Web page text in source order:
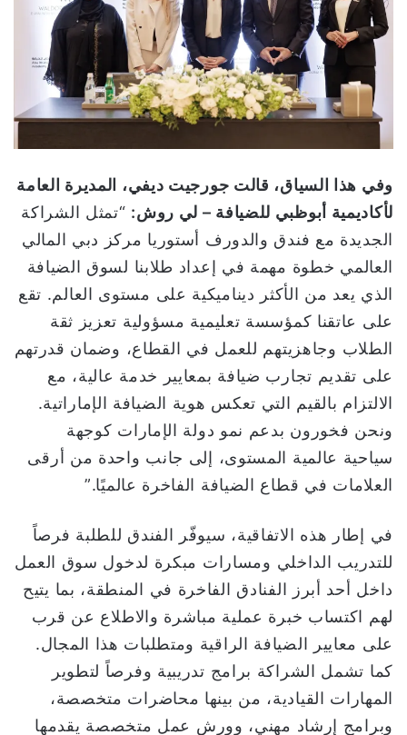
وفي هذا السياق، قالت جورجيت ديفي، المديرة العامة
لأكاديمية أبوظبي للضيافة – لي روش: “تمثل الشراكة
الجديدة مع فندق والدورف أستوريا مركز دبي المالي
العالمي خطوة مهمة في إعداد طلابنا لسوق الضيافة
الذي يعد من الأكثر ديناميكية على مستوى العالم. تقع
على عاتقنا كمؤسسة تعليمية مسؤولية تعزيز ثقة
الطلاب وجاهزيتهم للعمل في القطاع، وضمان قدرتهم
على تقديم تجارب ضيافة بمعايير خدمة عالية، مع
الالتزام بالقيم التي تعكس هوية الضيافة الإماراتية.
ونحن فخورون بدعم نمو دولة الإمارات كوجهة
سياحية عالمية المستوى، إلى جانب واحدة من أرقى
العلامات في قطاع الضيافة الفاخرة عالميًا.”
في إطار هذه الاتفاقية، سيوفّر الفندق للطلبة فرصاً
للتدريب الداخلي ومسارات مبكرة لدخول سوق العمل
داخل أحد أبرز الفنادق الفاخرة في المنطقة، بما يتيح
لهم اكتساب خبرة عملية مباشرة والاطلاع عن قرب
على معايير الضيافة الراقية ومتطلبات هذا المجال.
كما تشمل الشراكة برامج تدريبية وفرصاً لتطوير
المهارات القيادية، من بينها محاضرات متخصصة،
وبرامج إرشاد مهني، وورش عمل متخصصة يقدمها